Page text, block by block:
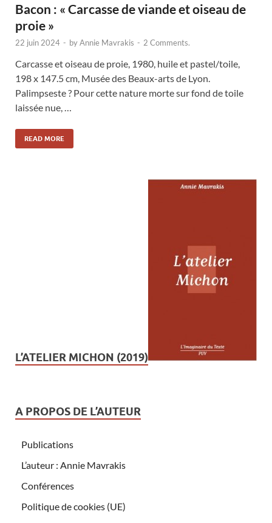
Bacon : « Carcasse de viande et oiseau de
proie »
22 juin 2024 - byAnnie Mavrakis - 2 Comments.
Carcasse et oiseau de proie, 1980, huile et pastel/toile,
198 x 147.5 cm, Musée des Beaux-arts de Lyon.
Palimpseste ? Pour cette nature morte sur fond de toile
laissée nue, …
READ MORE
L’ATELIER MICHON (2019)
A PROPOS DE L’AUTEUR
Publications
L’auteur : Annie Mavrakis
Conférences
Politique de cookies (UE)